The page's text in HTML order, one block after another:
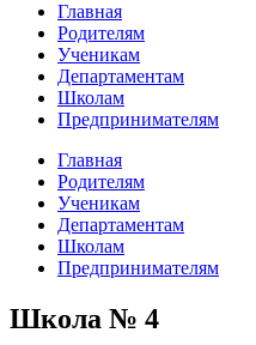
Главная
Родителям
Ученикам
Департаментам
Школам
Предпринимателям
Главная
Родителям
Ученикам
Департаментам
Школам
Предпринимателям
Школа № 4